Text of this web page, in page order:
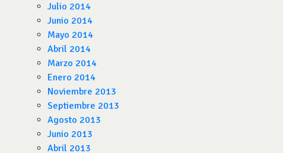
Julio 2014
Junio 2014
Mayo 2014
Abril 2014
Marzo 2014
Enero 2014
Noviembre 2013
Septiembre 2013
Agosto 2013
Junio 2013
Abril 2013